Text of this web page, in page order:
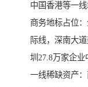
中国香港等一
商务地标占位
际线，深南大
圳27.8万家企
一线稀缺资产